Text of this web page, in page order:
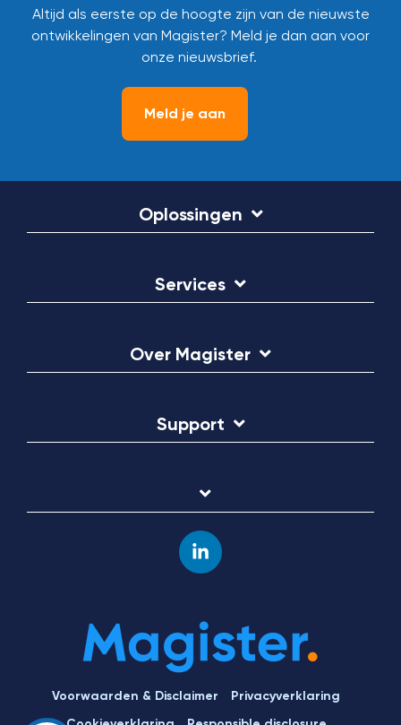
Altijd als eerste op de hoogte zijn van de nieuwste
ontwikkelingen van Magister? Meld je dan aan voor
onze nieuwsbrief.
Meld je aan
Oplossingen
Services
Over Magister
Support
Voorwaarden & Disclaimer
Privacyverklaring
Linkedin